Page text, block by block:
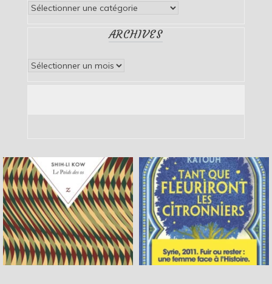
Catégories
ARCHIVES
Archives